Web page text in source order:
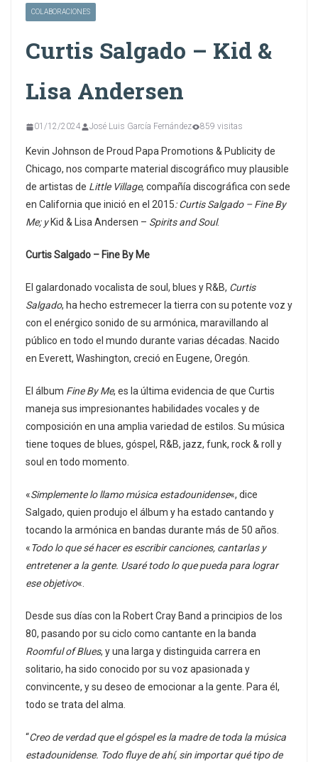
COLABORACIONES
Curtis Salgado – Kid &
Lisa Andersen
01/12/2024 José Luis García Fernández 859 visitas
Kevin Johnson de Proud Papa Promotions & Publicity de
Chicago, nos comparte material discográfico muy plausible
de artistas de Little Village, compañía discográfica con sede
en California que inició en el 2015: Curtis Salgado – Fine By
Me; y Kid & Lisa Andersen – Spirits and Soul.
Curtis Salgado – Fine By Me
El galardonado vocalista de soul, blues y R&B, Curtis
Salgado, ha hecho estremecer la tierra con su potente voz y
con el enérgico sonido de su armónica, maravillando al
público en todo el mundo durante varias décadas. Nacido
en Everett, Washington, creció en Eugene, Oregón.
El álbum Fine By Me, es la última evidencia de que Curtis
maneja sus impresionantes habilidades vocales y de
composición en una amplia variedad de estilos. Su música
tiene toques de blues, góspel, R&B, jazz, funk, rock & roll y
soul en todo momento.
«Simplemente lo llamo música estadounidense«, dice
Salgado, quien produjo el álbum y ha estado cantando y
tocando la armónica en bandas durante más de 50 años.
«Todo lo que sé hacer es escribir canciones, cantarlas y
entretener a la gente. Usaré todo lo que pueda para lograr
ese objetivo«.
Desde sus días con la Robert Cray Band a principios de los
80, pasando por su ciclo como cantante en la banda
Roomful of Blues, y una larga y distinguida carrera en
solitario, ha sido conocido por su voz apasionada y
convincente, y su deseo de emocionar a la gente. Para él,
todo se trata del alma.
“Creo de verdad que el góspel es la madre de toda la música
estadounidense. Todo fluye de ahí, sin importar qué tipo de